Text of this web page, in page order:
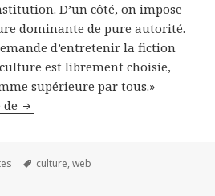
D’un côté, on impose
dominante de pure autorité.
d’entretenir la fiction
est librement choisie,
supérieure par tous.»
Saboter Wikipedia, ou l'école
Mots-
culture,web